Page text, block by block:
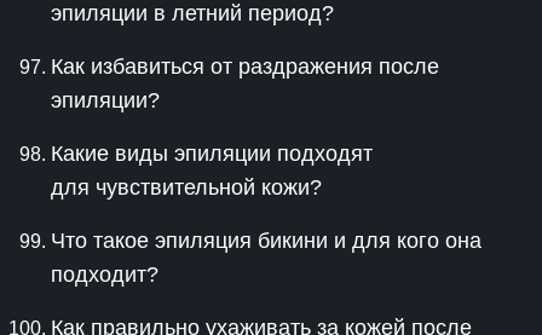
эпиляции в летний период?
Как избавиться от раздражения после
эпиляции?
Какие виды эпиляции подходят
для чувствительной кожи?
Что такое эпиляция бикини и для кого она
подходит?
Как правильно ухаживать за кожей после